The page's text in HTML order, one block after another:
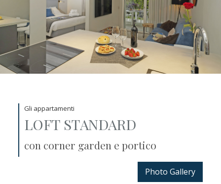
Gli appartamenti
LOFT STANDARD
con corner garden e portico
Photo Gallery